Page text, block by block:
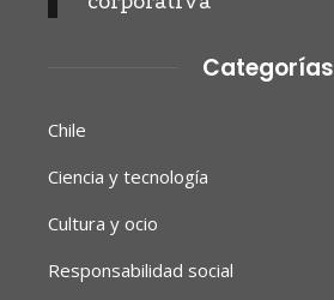
Categorías
Chile
Ciencia y tecnología
Cultura y ocio
Responsabilidad social